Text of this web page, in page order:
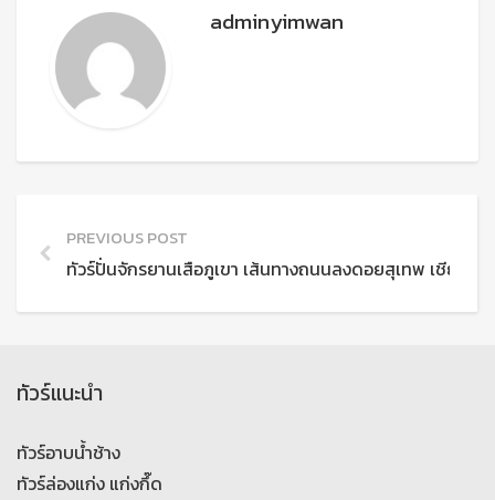
adminyimwan
PREVIOUS POST
ทัวร์ปั่นจักรยานเสือภูเขา เส้นทางถนนลงดอยสุเทพ เชียงใหม่
ทัวร์แนะนำ
ทัวร์อาบน้ำช้าง
ทัวร์ล่องแก่ง แก่งกึ๊ด